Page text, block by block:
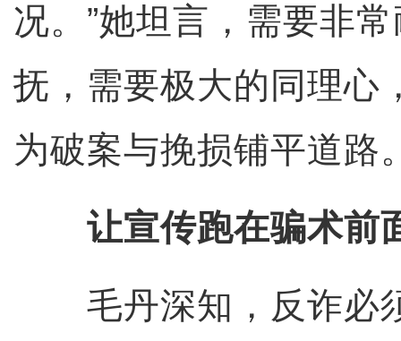
况。”她坦言，需要非
抚，需要极大的同理心
为破案与挽损铺平道路
让宣传跑在骗术前
毛丹深知，反诈必